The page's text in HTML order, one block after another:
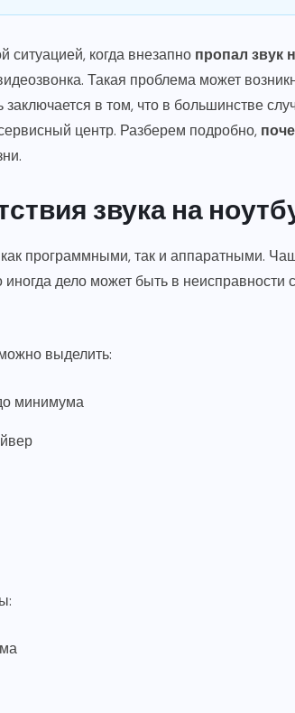
ситуацией, когда внезапно пропал звук
Такая проблема может
в том, что в большинстве
центр. Разберем подробно,
звука на
программными, так и аппаратными.
дело может быть в неисправности
выделить:
минимума